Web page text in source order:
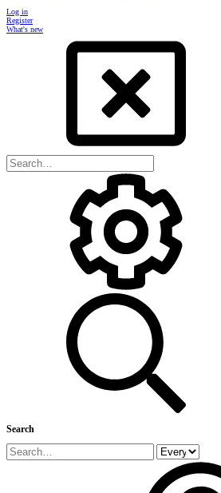
Log in
Register
What's new
Search